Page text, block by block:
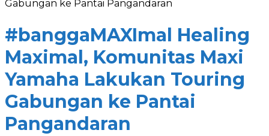
Gabungan ke Pantai Pangandaran
#banggaMAXImal Healing
Maximal, Komunitas Maxi
Yamaha Lakukan Touring
Gabungan ke Pantai
Pangandaran